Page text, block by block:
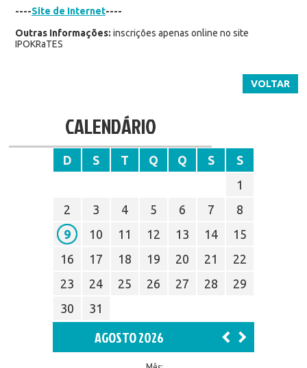
----Site de Internet----
Outras Informações: inscrições apenas online no site
IPOKRaTES
VOLTAR
CALENDÁRIO
D S T Q Q S
S
1
2
3 4 5 6 7
8
9
10 11 12 13 14
15
16
17 18 19 20 21
22
23
24 25 26 27 28
29
30
31
AGOSTO 2026